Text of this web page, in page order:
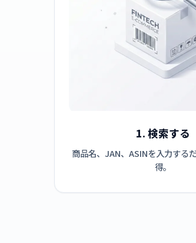
1. 検索する
商品名、JAN、ASINを入力する
得。